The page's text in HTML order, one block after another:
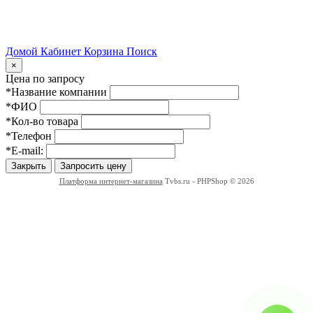
Домой Кабинет Корзина Поиск
×
Цена по запросу
*Название компании
*ФИО
*Кол-во товара
*Телефон
*E-mail:
Закрыть Запросить цену
Платформа интернет-магазина Tvbs.ru - PHPShop © 2026